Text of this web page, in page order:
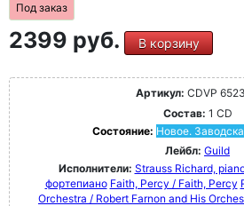
Под заказ
2399 руб. В корзину
Артикул: CDVP
Состав: 1 CD
Состояние: Новое.
Лейбл: Guild
Исполнители: Strauss Richard,
фортепиано Faith, Percy / Faith, Percy
Orchestra / Robert Farnon and His